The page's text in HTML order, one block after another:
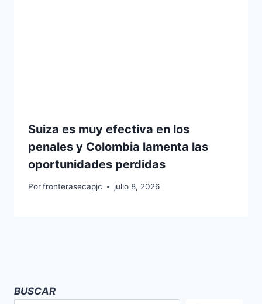
Suiza es muy efectiva en los
penales y Colombia lamenta las
oportunidades perdidas
Porfronterasecapjc julio 8, 2026
BUSCAR